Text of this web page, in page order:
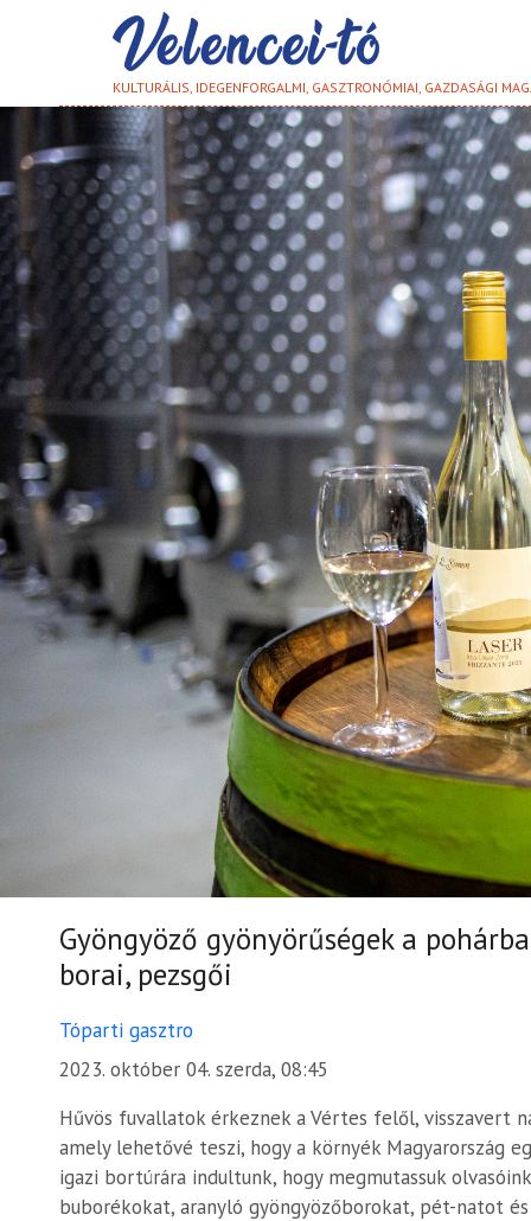
KULTURÁLIS, IDEGENFORGALMI, GASZTRONÓMIAI, GAZDASÁGI
Gyöngyöző gyönyörűségek a
borai, pezsgői
Tóparti gasztro
2023. október 04. szerda, 08:45
Hűvös fuvallatok érkeznek a Vértes felől, visszavert
amely lehetővé teszi, hogy a környék Magyarország
igazi bortúrára indultunk, hogy megmutassuk
buborékokat, aranyló gyöngyözőborokat, pét-natot